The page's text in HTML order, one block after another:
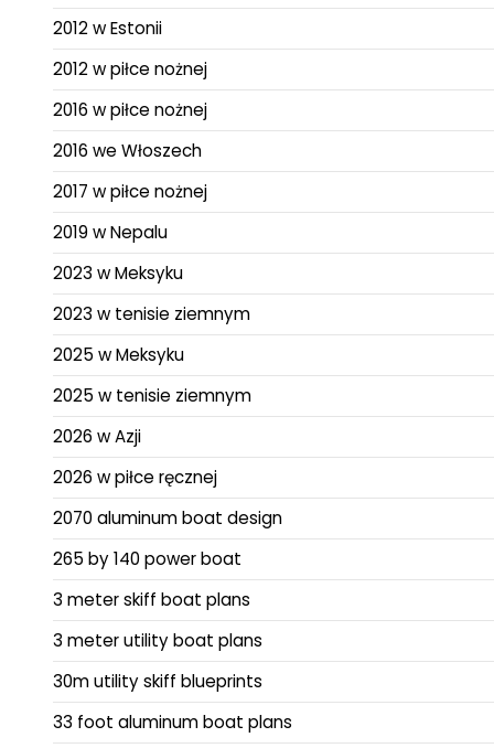
2012 w Estonii
2012 w piłce nożnej
2016 w piłce nożnej
2016 we Włoszech
2017 w piłce nożnej
2019 w Nepalu
2023 w Meksyku
2023 w tenisie ziemnym
2025 w Meksyku
2025 w tenisie ziemnym
2026 w Azji
2026 w piłce ręcznej
2070 aluminum boat design
265 by 140 power boat
3 meter skiff boat plans
3 meter utility boat plans
30m utility skiff blueprints
33 foot aluminum boat plans